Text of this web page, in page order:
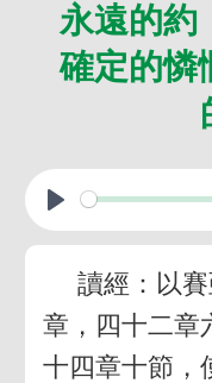
永遠的約
確定的憐
讀經：以
章，四十二章
十四章十節，